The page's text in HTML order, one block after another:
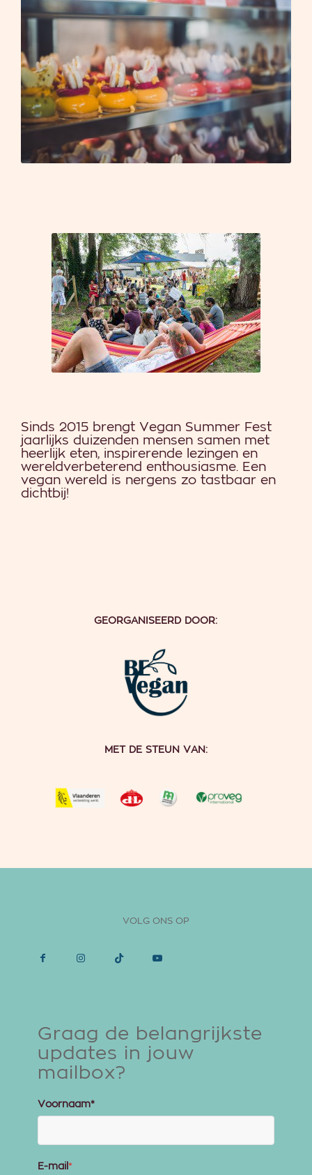
Sinds 2015 brengt Vegan Summer Fest
jaarlijks duizenden mensen samen met
heerlijk eten, inspirerende lezingen en
wereldverbeterend enthousiasme. Een
vegan wereld is nergens zo tastbaar en
dichtbij!
GEORGANISEERD DOOR:
MET DE STEUN VAN:
VOLG ONS OP
Graag de belangrijkste
updates in jouw
mailbox?
Voornaam*
E-mail *